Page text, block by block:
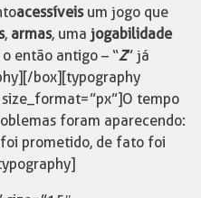
acessíveisum jogo que
, armas, uma jogabilidade
então antigo – “Z” já
box][typography
tempo
foram aparecendo:
prometido, de fato foi